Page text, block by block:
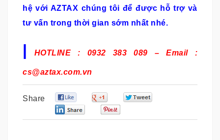
hệ với AZTAX chúng tôi để được hỗ trợ và
tư vấn trong thời gian sớm nhất nhé.
| HOTLINE : 0932 383 089 – Email :
cs@aztax.com.vn
Share